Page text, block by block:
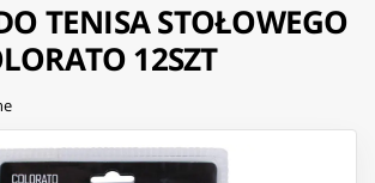
TENISA STOŁOWEGO
12SZT